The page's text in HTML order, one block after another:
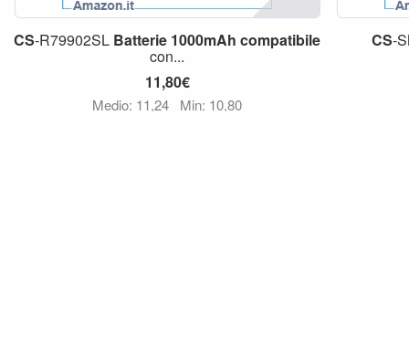
CS-R79902SL Batterie 1000mAh compatibile
con...
11,80€
Medio: 11,24 Min: 10,80
CS-